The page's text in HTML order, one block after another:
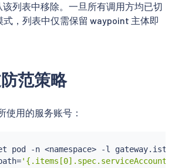
该列表中移除。一旦所有调用方均已切
，列表中仅需保留 waypoint 主体即
范策略
使用的服务账号：
pod -n <namespace> -l
=